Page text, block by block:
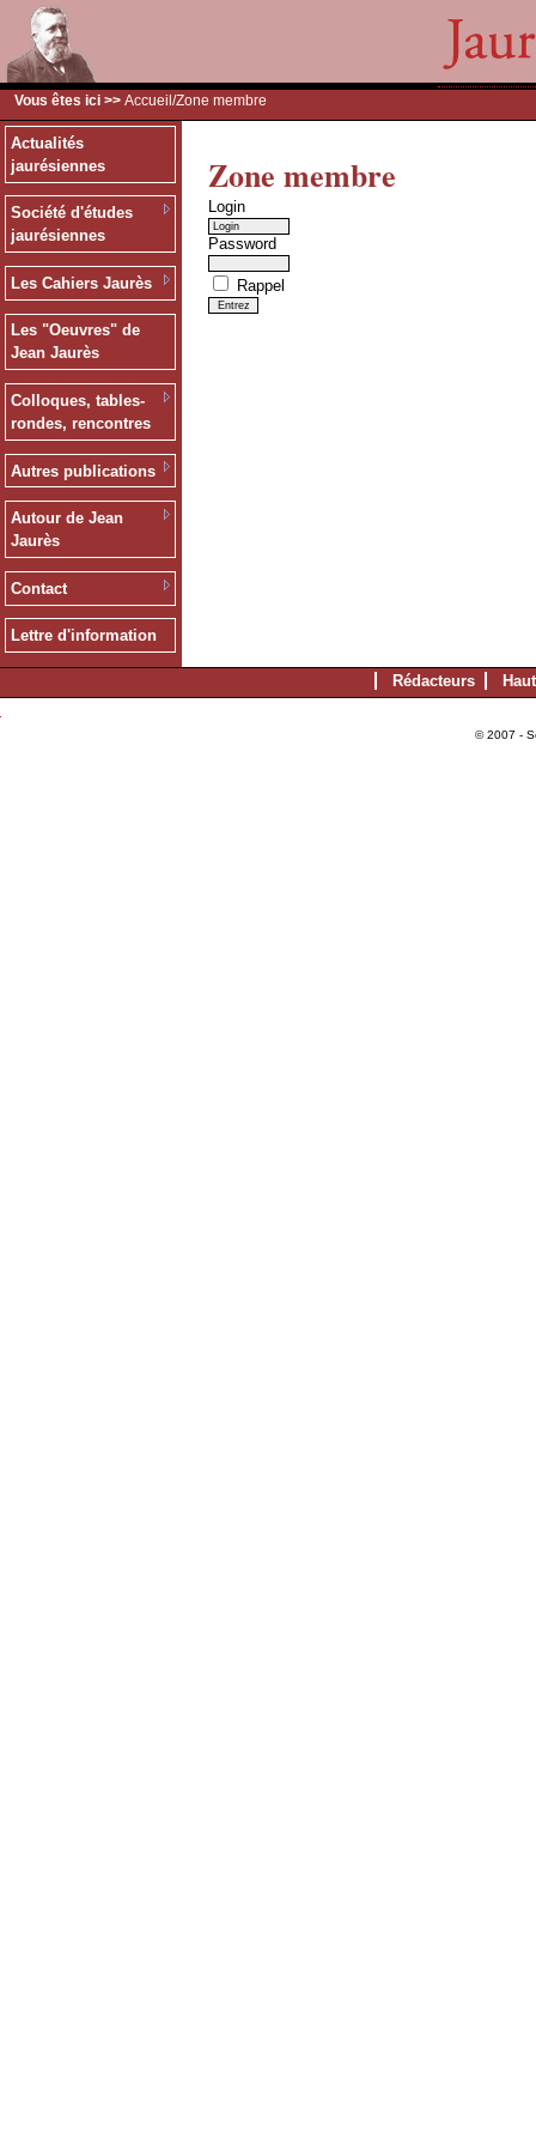
Vous êtes ici >> Accueil /Zone membre
Actualités
jaurésiennes
Société d'études
jaurésiennes
Les Cahiers Jaurès
Les "Oeuvres" de
Jean Jaurès
Colloques, tables-
rondes, rencontres
Autres publications
Autour de Jean
Jaurès
Contact
Lettre d'information
Zone membre
Login
Password
Rappel
Rédacteurs
© 2007 -